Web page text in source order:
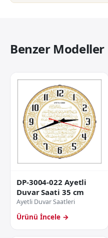
Benzer Modeller
DP-3004-022 Ayetli
Duvar Saati 35 cm
Ayetli Duvar Saatleri
Ürünü İncele →